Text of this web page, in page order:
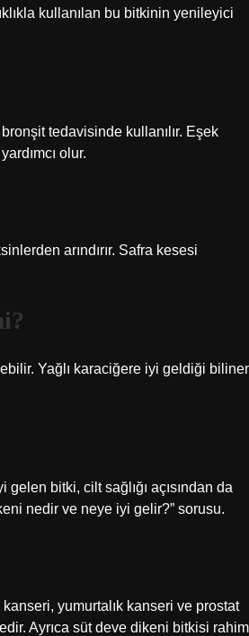
kullanılan bu bitkinin yenileyici
tedavisinde kullanılır. Eşek
olur.
arındırır. Safra kesesi
Yağlı karaciğere iyi geldiği
bitki, cilt sağlığı açısından da
nedir ve neye iyi gelir?” sorusu.
yumurtalık kanseri ve prostat
Ayrıca süt deve dikeni bitkisi rahim